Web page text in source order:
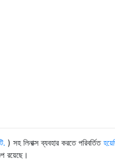
) সহ লিনাক্স ব্যবহার করতে পরিবর্তিত
রয়েছে।